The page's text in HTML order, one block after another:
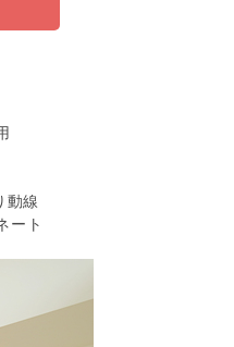
動線
ート